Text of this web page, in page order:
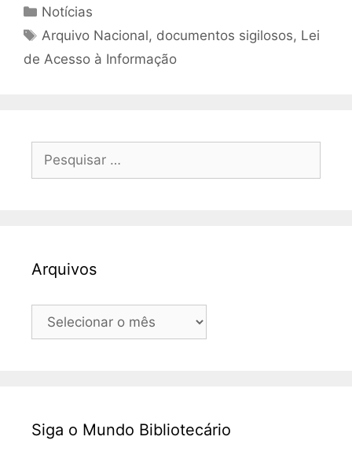
Categorias
Notícias
Tags
Arquivo Nacional, documentos sigilosos, Lei
de Acesso à Informação
por:
Arquivos
Arquivos
Siga o Mundo Bibliotecário